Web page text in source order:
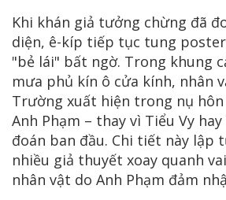
Khi khán giả tưởng chừng đã
diện, ê-kíp tiếp tục tung
"bẻ lái" bất ngờ. Trong khung
mưa phủ kín ô cửa kính, nhân
Trường xuất hiện trong nụ hôn
Anh Phạm – thay vì Tiểu Vy
đoán ban đầu. Chi tiết này lập
nhiều giả thuyết xoay quanh
nhân vật do Anh Phạm đảm